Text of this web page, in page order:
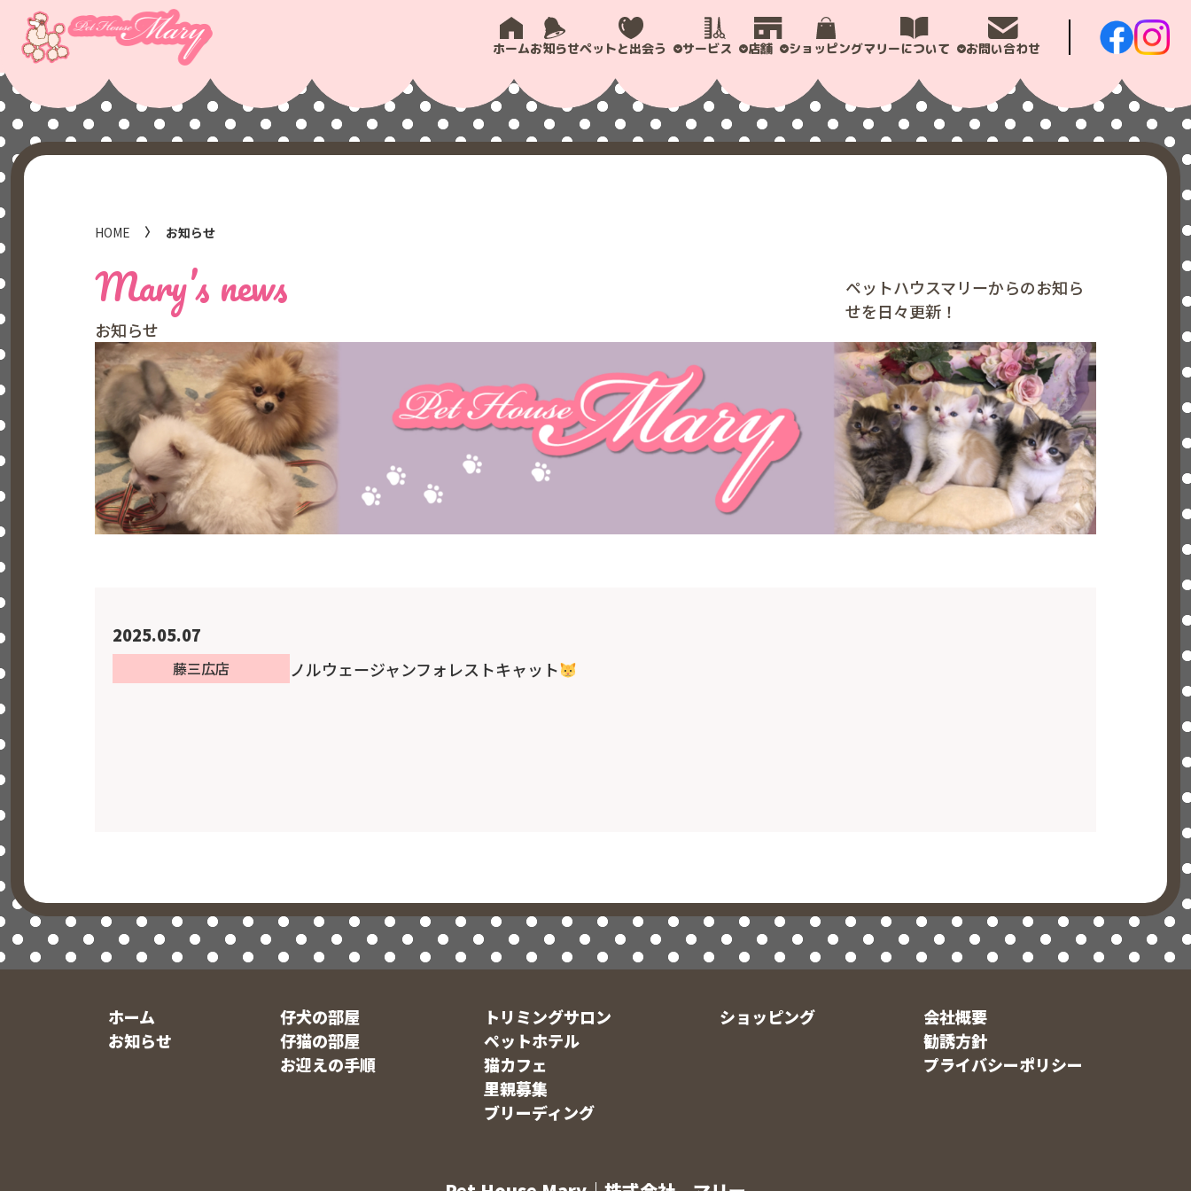
ホームお知らせペットと出会う サービス 店舗 ショッピングマリーについて お問い合わせ
HOME お知らせ
Mary’s news
お知らせ
ペットハウスマリーからのお知ら
せを日々更新！
2025.05.07
藤三広店 ノルウェージャンフォレストキャット
ホーム
お知らせ
仔犬の部屋
仔猫の部屋
お迎えの手順
トリミングサロン
ペットホテル
猫カフェ
里親募集
ブリーディング
ショッピング
会社概要
勧誘方針
プライバシーポリシー